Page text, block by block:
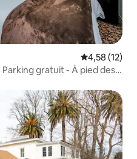
Évaluation
4,58 (12)
gratuit - À pied des